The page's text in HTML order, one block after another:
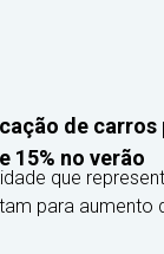
de carros
15% no verão
que
para aumento